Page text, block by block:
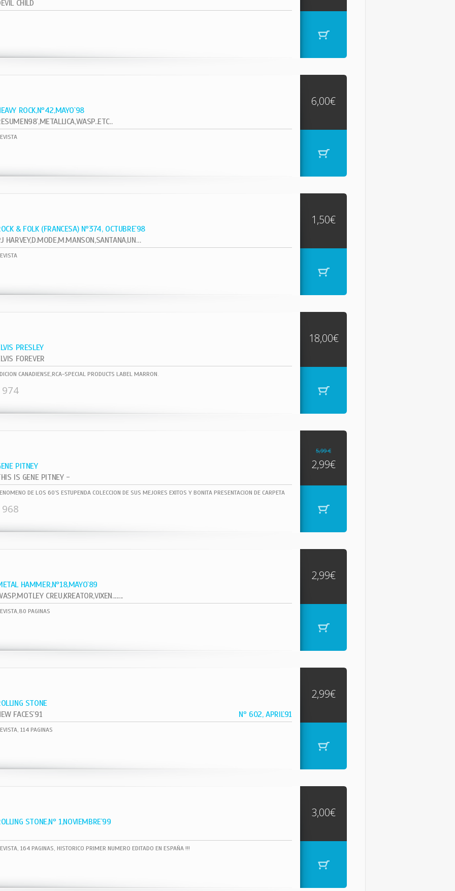
CHILD
ROCK,Nº42,MAYO`98
6,00€
& FOLK (FRANCESA) Nº374, OCTUBRE`98
PJ HARVEY,D.MODE,M.MANSON,SANTANA,UNKLE
1,50€
PRESLEY
FOREVER
CANADIENSE,RCA-SPECIAL PRODUCTS LABEL MARRON.
18,00€
PITNEY
IS GENE PITNEY -
DE LOS 60`S ESTUPENDA COLECCION DE SUS MEJORES EXITOS Y BONITA PRESENTACION DE CARPETA
5,99 €
2,99€
HAMMER,Nº18,MAYO`89
CREU,KREATOR,VIXEN........
PAGINAS
2,99€
STONE
FACES`91
Nº 602, APRIL`91
114 PAGINAS
2,99€
STONE,Nº 1,NOVIEMBRE`99
164 PAGINAS, HISTORICO PRIMER NUMERO EDITADO EN ESPAÑA !!!
3,00€